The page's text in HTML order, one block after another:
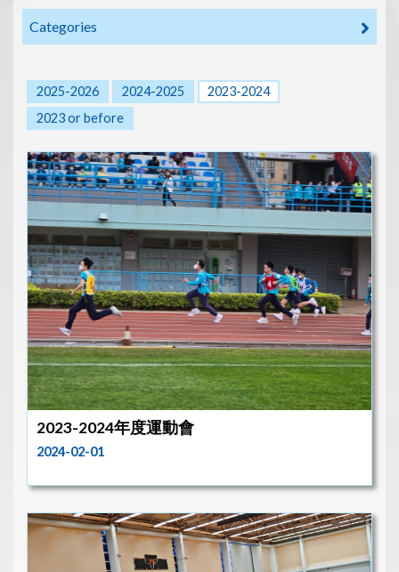
Categories
2025-2026 2024-2025
2023-2024
2023 or before
2023-2024年度運動會
2024-02-01